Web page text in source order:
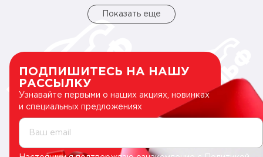
Показать еще
ПОДПИШИТЕСЬ НА НАШУ
РАССЫЛКУ
Узнавайте первыми о наших акциях, новинках
и специальных предложениях
Ваш email